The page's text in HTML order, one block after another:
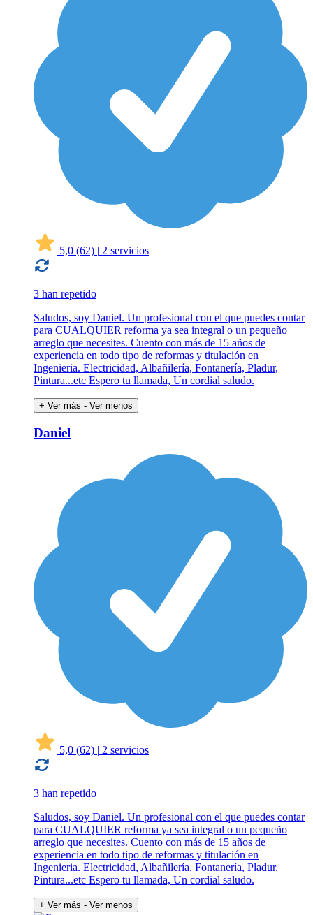
5,0 (62) | 2 servicios
3 han repetido
Saludos, soy Daniel. Un profesional con el que puedes contar
para CUALQUIER reforma ya sea integral o un pequeño
arreglo que necesites. Cuento con más de 15 años de
experiencia en todo tipo de reformas y titulación en
Ingenieria. Electricidad, Albañilería, Fontanería, Pladur,
Pintura...etc Espero tu llamada, Un cordial saludo.
+ Ver más - Ver menos
Daniel
5,0 (62) | 2 servicios
3 han repetido
Saludos, soy Daniel. Un profesional con el que puedes contar
para CUALQUIER reforma ya sea integral o un pequeño
arreglo que necesites. Cuento con más de 15 años de
experiencia en todo tipo de reformas y titulación en
Ingenieria. Electricidad, Albañilería, Fontanería, Pladur,
Pintura...etc Espero tu llamada, Un cordial saludo.
+ Ver más - Ver menos